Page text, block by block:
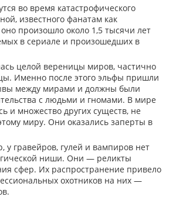
во время катастрофического
известного фанатам как
произошло около 1,5 тысячи лет
в сериале и произошедших в
целой вереницы миров, частично
Именно после этого эльфы пришли
между мирами и должны были
с людьми и гномами. В мире
и множество других существ, не
миру. Они оказались заперты в
у гравейров, гулей и вампиров нет
ниши. Они — реликты
сфер. Их распространение привело
охотников на них —